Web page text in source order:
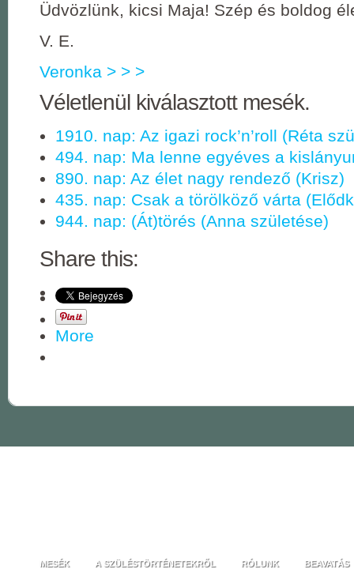
Üdvözlünk, kicsi Maja! Szép és boldog
V. E.
Veronka > > >
Véletlenül kiválasztott mesék.
1910. nap: Az igazi rock’n’roll (Réta
494. nap: Ma lenne egyéves a
890. nap: Az élet nagy rendező (Krisz)
435. nap: Csak a törölköző várta
944. nap: (Át)törés (Anna születése)
Share this:
More
MESÉK A SZÜLÉSTÖRTÉNETEKRŐL RÓLUNK BEAVATÁS